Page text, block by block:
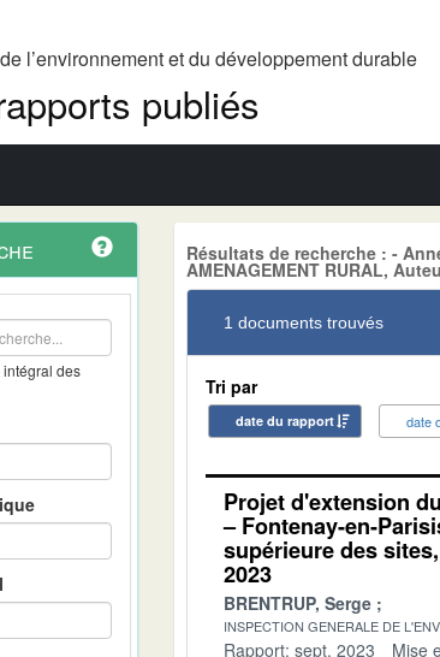
l’environnement et du développement durable
publiés
des
Résultats de recherche : -
AMENAGEMENT RURAL,
1 documents trouvés
Tri par
date du rapport date
Projet d'extension
– Fontenay-en-
supérieure des
2023
BRENTRUP, Serge
INSPECTION GENERALE DE
Rapport: sept. 2023 Mise